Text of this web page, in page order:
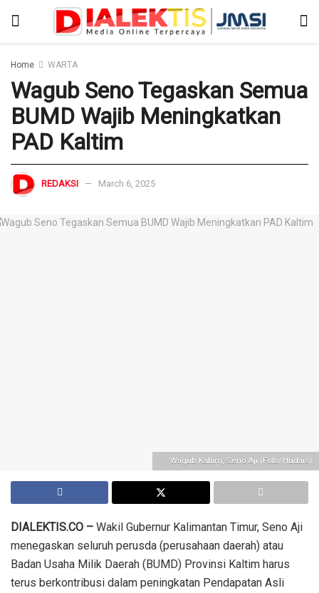
Home WARTA
Wagub Seno Tegaskan Semua
BUMD Wajib Meningkatkan
PAD Kaltim
REDAKSI March 6, 2025
Wagub Kaltim, Seno Aji (Foto/Hudais)
DIALEKTIS.CO – Wakil Gubernur Kalimantan Timur, Seno Aji
menegaskan seluruh perusda (perusahaan daerah) atau
Badan Usaha Milik Daerah (BUMD) Provinsi Kaltim harus
terus berkontribusi dalam peningkatan Pendapatan Asli